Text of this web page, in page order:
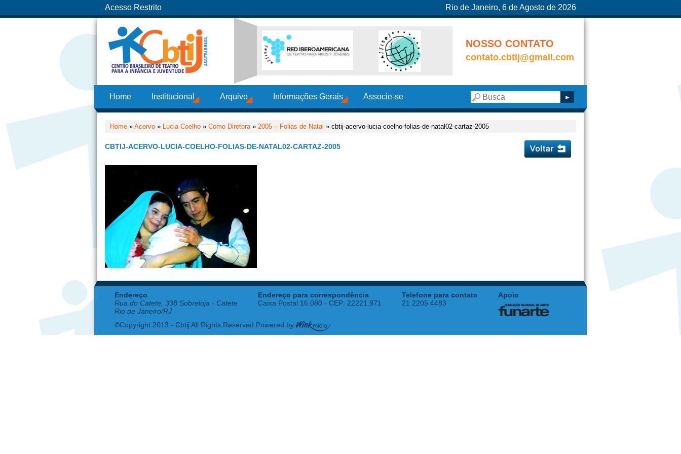
Acesso Restrito Rio de Janeiro, 6 de Agosto de 2026
NOSSO CONTATO
contato.cbtij@gmail.com
Home Institucional Arquivo Informações Gerais Associe-se
Home » Acervo » Lucia Coelho » Como Diretora» 2005 – Folias de Natal » cbtij-acervo-lucia-coelho-folias-de-natal02-cartaz-2005
CBTIJ-ACERVO-LUCIA-COELHO-FOLIAS-DE-NATAL02-CARTAZ-2005
Endereço
Rua do Catete, 338 Sobreloja - Catete
Rio de Janeiro/RJ
Endereço para correspondência
Caixa Postal 16.080 - CEP: 22221.971
Telefone para contato
21 2205 4483
Apoio
©Copyright 2013 - Cbtij All Rights Reserved Powered by: